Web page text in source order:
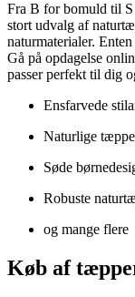
Fra B for bomuld til
stort udvalg af
naturmaterialer.
Gå på opdagelse
passer perfekt til dig
Ensfarvede
Naturlige
Søde
Robuste
og mange flere
Køb af